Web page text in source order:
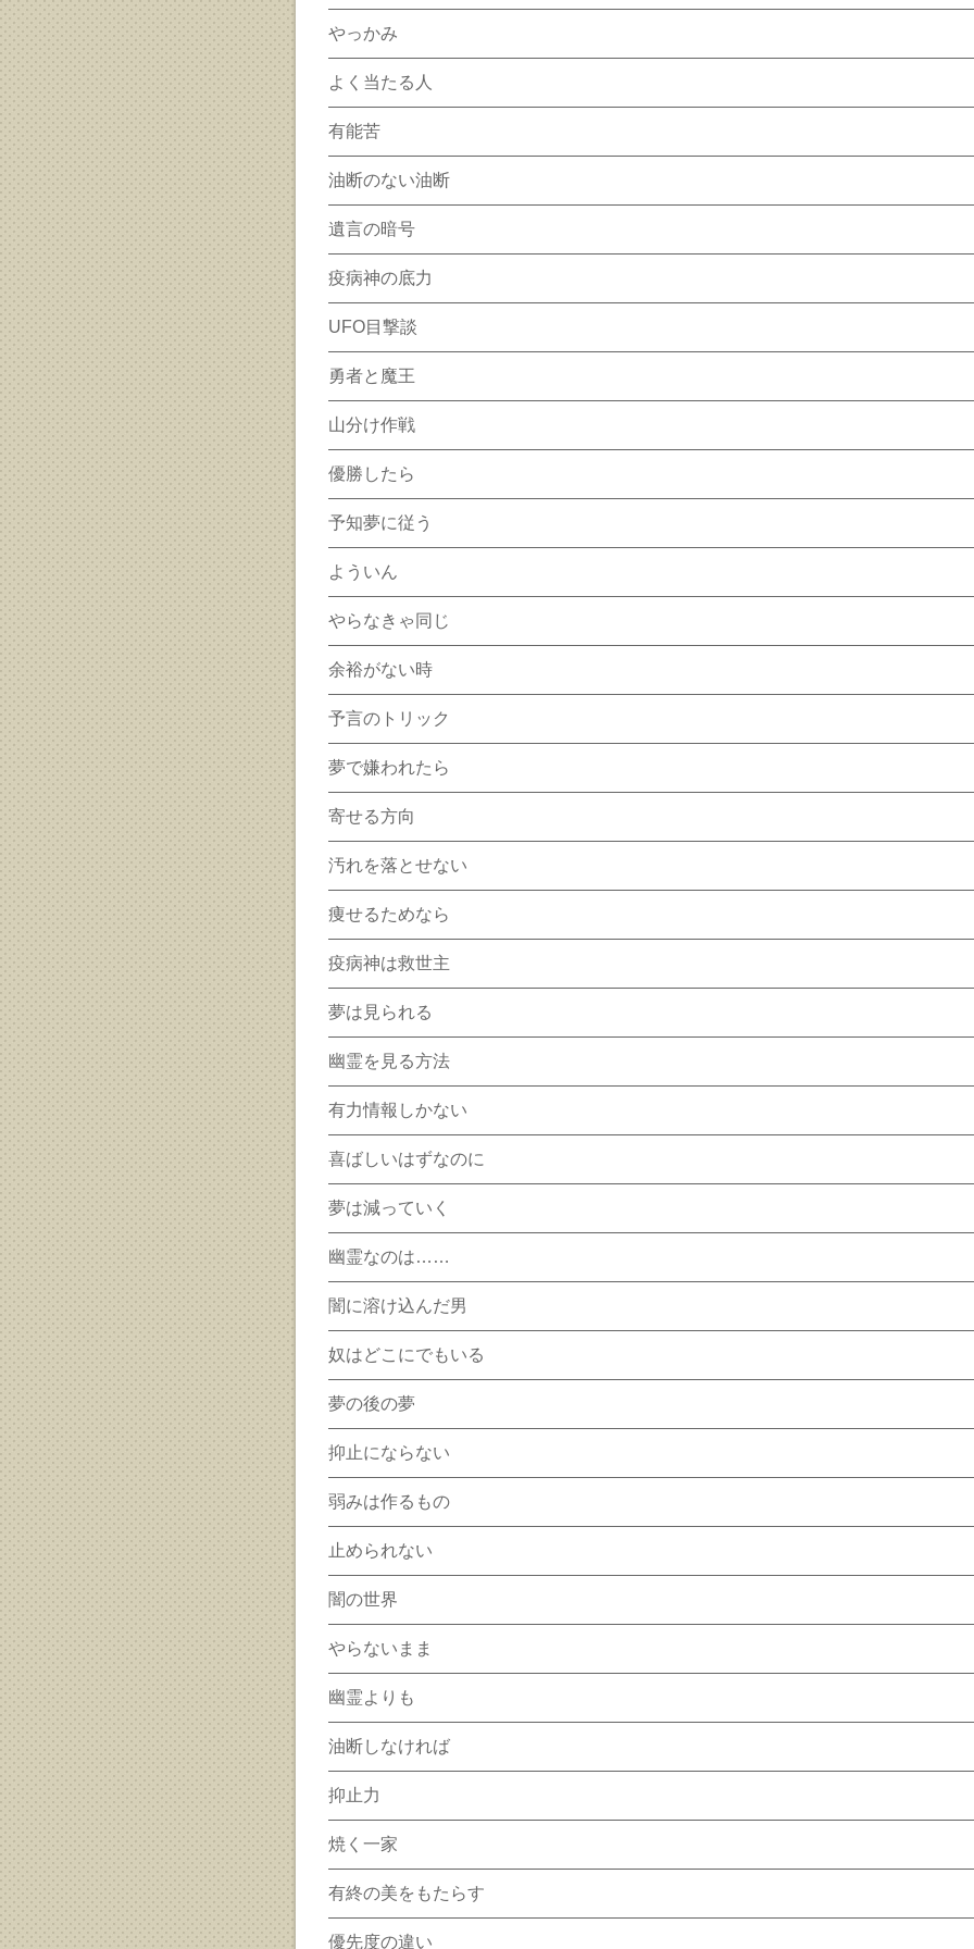
やっかみ
よく当たる人
有能苦
油断のない油断
遺言の暗号
疫病神の底力
UFO目撃談
勇者と魔王
山分け作戦
優勝したら
予知夢に従う
よういん
やらなきゃ同じ
余裕がない時
予言のトリック
夢で嫌われたら
寄せる方向
汚れを落とせない
痩せるためなら
疫病神は救世主
夢は見られる
幽霊を見る方法
有力情報しかない
喜ばしいはずなのに
夢は減っていく
幽霊なのは……
闇に溶け込んだ男
奴はどこにでもいる
夢の後の夢
抑止にならない
弱みは作るもの
止められない
闇の世界
やらないまま
幽霊よりも
油断しなければ
抑止力
焼く一家
有終の美をもたらす
優先度の違い